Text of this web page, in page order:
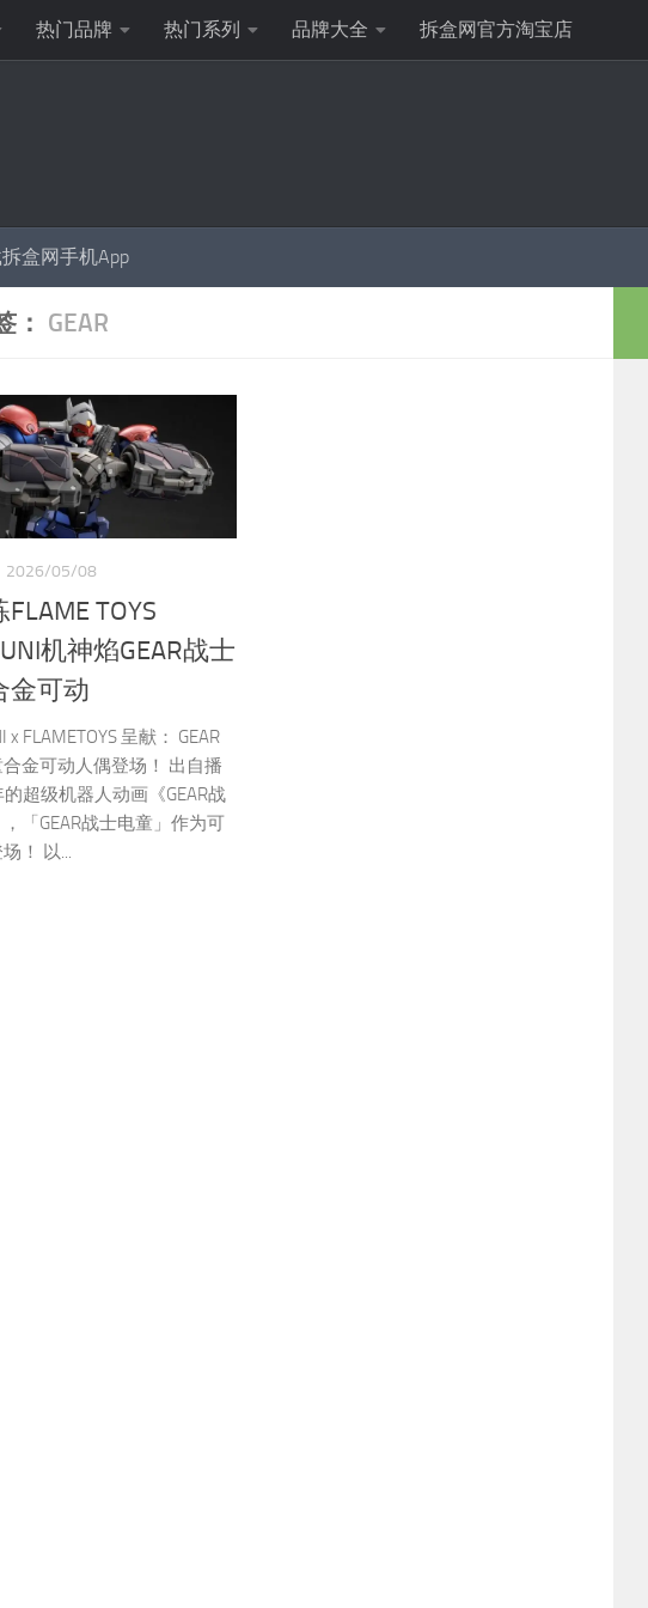
热门品牌 热门系列 品牌大全 拆盒网官方淘宝店
盒网手机App
： GEAR
2026/05/08
TOYS
机神焰GEAR战士
金可动
x FLAMETOYS 呈献： GEAR
金可动人偶登场！ 出自播
超级机器人动画《GEAR战
「GEAR战士电童」作为可
！ 以...